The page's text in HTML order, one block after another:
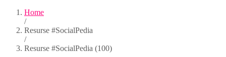
Home
/
Resurse #SocialPedia
/
Resurse #SocialPedia (100)